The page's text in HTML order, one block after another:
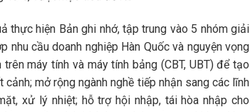
thực hiện Bản ghi nhớ, tập trung vào 5 nhóm giải
nhu cầu doanh nghiệp Hàn Quốc và nguyện vọng
máy tính và máy tính bảng (CBT, UBT) để tạo
mở rộng ngành nghề tiếp nhận sang các lĩnh
xử lý nhiệt; hỗ trợ hội nhập, tái hòa nhập cho